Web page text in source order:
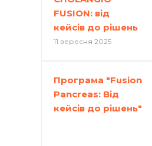
FUSION: від
кейсів до рішень
11 вересня 2025
Програма "Fusion
Pancreas: Від
кейсів до рішень"